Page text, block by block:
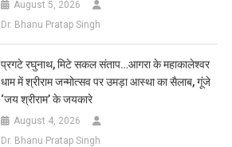
August 5, 2026
Dr. Bhanu Pratap Singh
प्रगटे रघुनाथ, मिटे सकल संताप…आगरा के महाकालेश्वर
धाम में श्रीराम जन्मोत्सव पर उमड़ा आस्था का सैलाब, गूंजे
‘जय श्रीराम’ के जयकारे
August 4, 2026
Dr. Bhanu Pratap Singh